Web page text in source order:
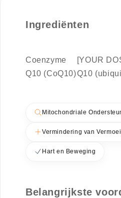
Ingrediënten
Coenzyme
Q10 (CoQ10)
[YOUR
Q10
Mitochondriale
Vermindering van
Hart en Beweging
Belangrijkste